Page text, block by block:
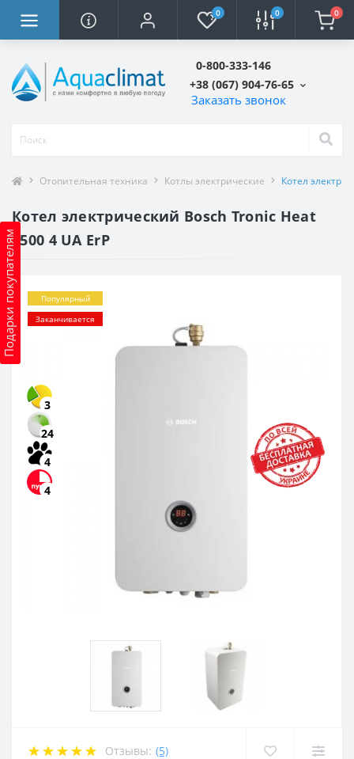
0 0 0
0-800-333-146
+38 (067) 904-76-65
Заказать звонок
Подарки покупателям
Отопительная техника Котлы электрические Котел
Котел электрический Bosch Tronic Heat
3500 4 UA ErP
Популярный
Заканчивается
3
24
4
4
Отзывы: (5)